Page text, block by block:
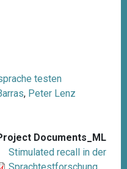
testen
, Peter Lenz
Documents_ML
Stimulated recall in der